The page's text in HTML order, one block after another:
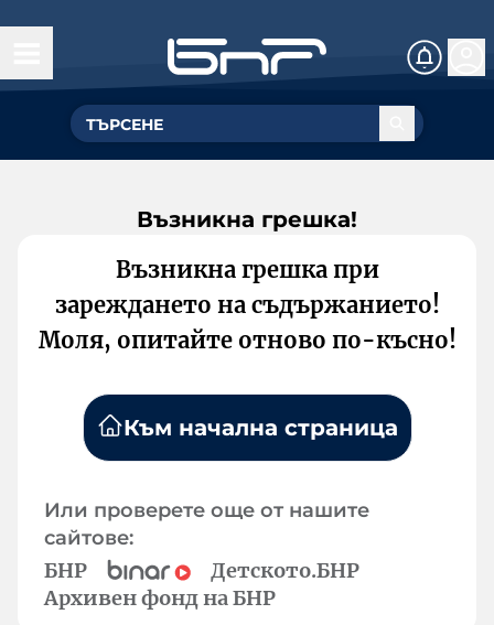
Възникна грешка!
Възникна грешка при
зареждането на съдържанието!
Моля, опитайте отново по-късно!
Към начална страница
Или проверете още от нашите
сайтове:
БНР
Детското.БНР
Архивен фонд на БНР